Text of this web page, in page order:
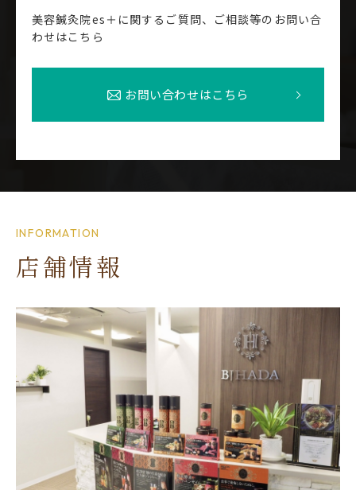
美容鍼灸院es＋に関するご質問、ご相談等のお問い合
わせはこちら
お問い合わせはこちら
INFORMATION
店舗情報